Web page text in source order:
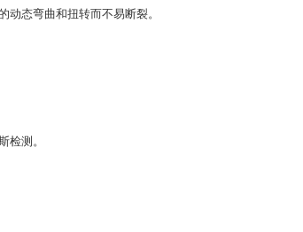
态弯曲和扭转而不易断裂。
检测。